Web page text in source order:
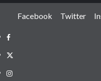
Facebook Twitter
Facebook
Twitter
Instagram